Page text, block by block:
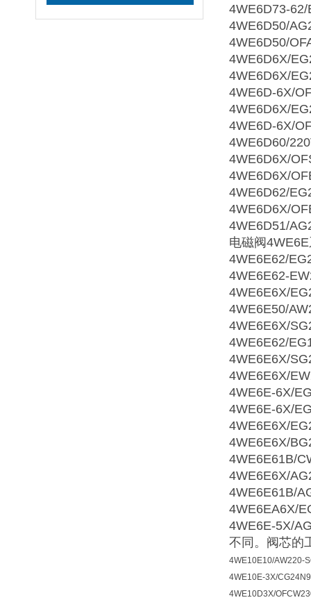
4WE6D73-
4WE6D50/
4WE6D50/
4WE6D6X/
4WE6D6X/
4WE6D-6X/
4WE6D6X/
4WE6D-6X/
4WE6D60/
4WE6D6X/
4WE6D6X/
4WE6D62/
4WE6D6X/
4WE6D51/
电磁阀
4WE6E62/
4WE6E62-
4WE6E6X/
4WE6E50/
4WE6E6X/
4WE6E62/
4WE6E6X/
4WE6E6X/
4WE6E-6X/
4WE6E-6X/
4WE6E6X/
4WE6E6X/
4WE6E61B/
4WE6E6X/
4WE6E61B/
4WE6EA6X/
4WE6E-5X/
不同。阀芯的
4WE10E10/AW220-
4WE10E-3X/
4WE10D3X/